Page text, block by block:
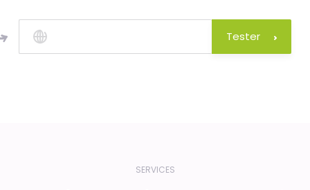
internet-
Uptime
is
Tester
SERVICES